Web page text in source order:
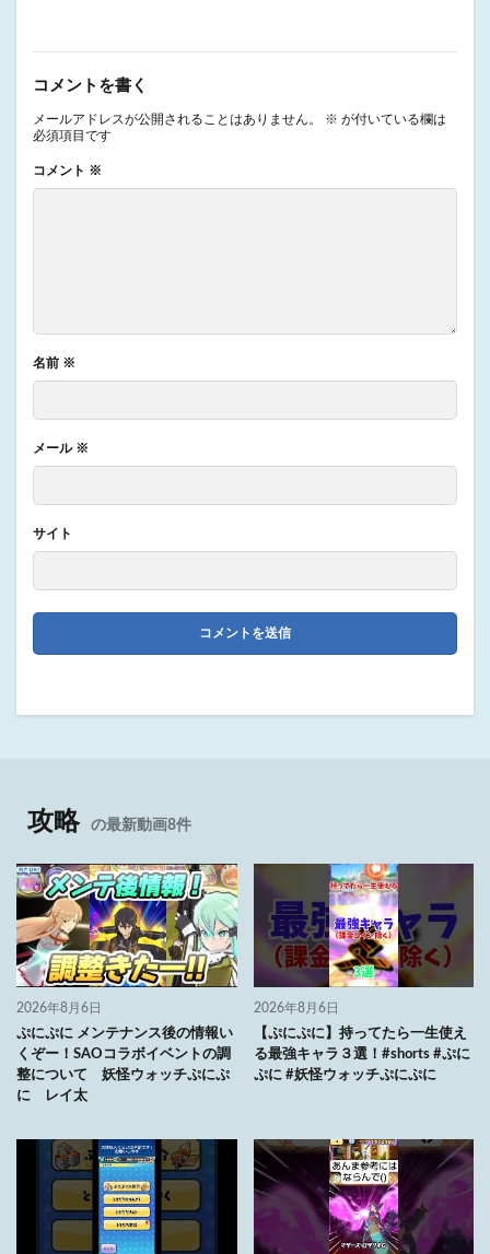
コメントを書く
メールアドレスが公開されることはありません。 ※ が付いている欄は
必須項目です
コメント ※
名前 ※
メール ※
サイト
攻略 の最新動画8件
2026年8月6日
ぷにぷに メンテナンス後の情報い
くぞー！SAOコラボイベントの調
整について 妖怪ウォッチぷにぷ
に レイ太
2026年8月6日
【ぷにぷに】持ってたら一生使え
る最強キャラ３選！#shorts #ぷに
ぷに #妖怪ウォッチぷにぷに